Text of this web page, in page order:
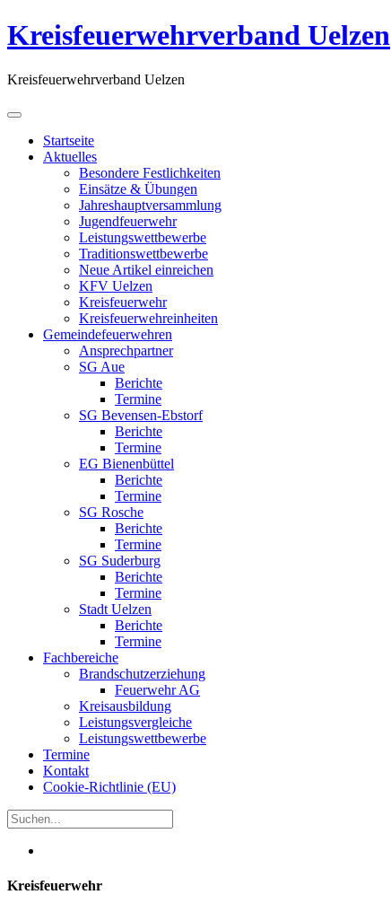
Kreisfeuerwehrverband Uelzen
Kreisfeuerwehrverband Uelzen
Startseite
Aktuelles
Besondere Festlichkeiten
Einsätze & Übungen
Jahreshauptversammlung
Jugendfeuerwehr
Leistungswettbewerbe
Traditionswettbewerbe
Neue Artikel einreichen
KFV Uelzen
Kreisfeuerwehr
Kreisfeuerwehreinheiten
Gemeindefeuerwehren
Ansprechpartner
SG Aue
Berichte
Termine
SG Bevensen-Ebstorf
Berichte
Termine
EG Bienenbüttel
Berichte
Termine
SG Rosche
Berichte
Termine
SG Suderburg
Berichte
Termine
Stadt Uelzen
Berichte
Termine
Fachbereiche
Brandschutzerziehung
Feuerwehr AG
Kreisausbildung
Leistungsvergleiche
Leistungswettbewerbe
Termine
Kontakt
Cookie-Richtlinie (EU)
Kreisfeuerwehr